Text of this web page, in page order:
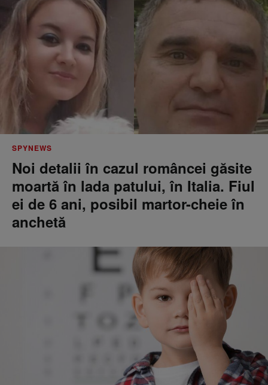
SPYNEWS
Noi detalii în cazul româncei găsite
moartă în lada patului, în Italia. Fiul
ei de 6 ani, posibil martor-cheie în
anchetă